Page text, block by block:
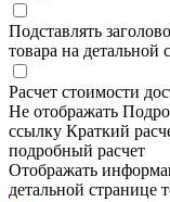
Подставлять
товара на детальной
Расчет стоимости
Не отображать
ссылку Краткий
подробный расчет
Отображать
детальной странице